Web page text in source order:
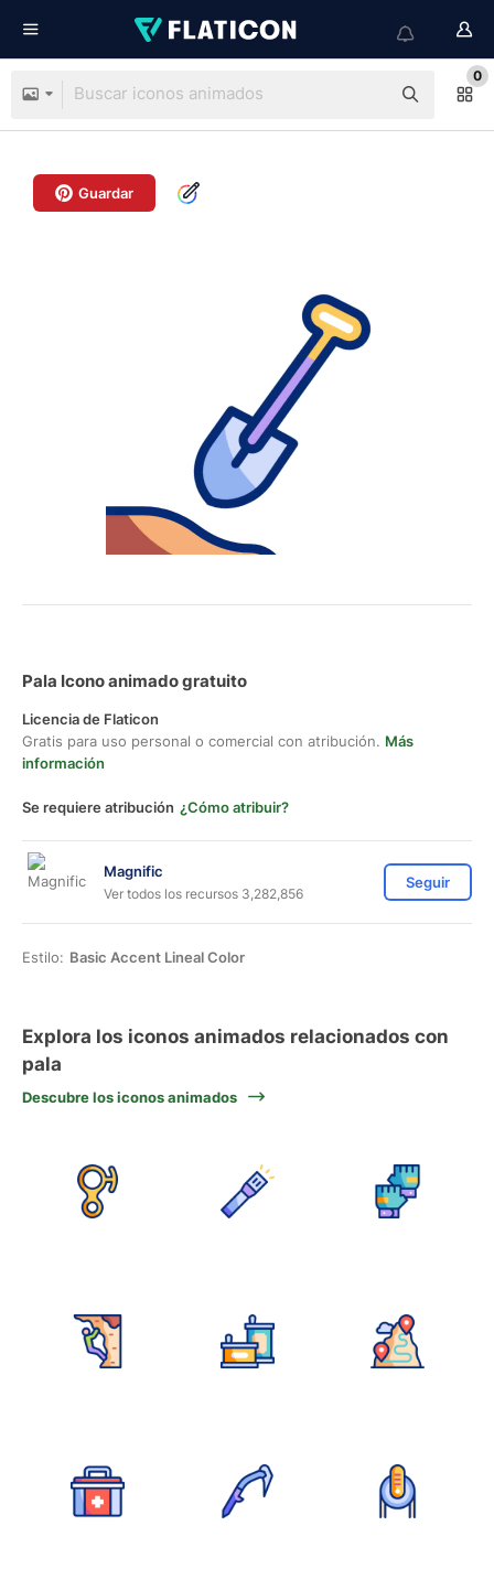
0
Guardar
Pala Icono animado gratuito
Licencia de Flaticon
Gratis para uso personal o comercial con atribución. Más
información
Se requiere atribución ¿Cómo atribuir?
Magnific
Ver todos los recursos 3,282,856
Seguir
Estilo: Basic Accent Lineal Color
Explora los iconos animados relacionados con
pala
Descubre los iconos animados